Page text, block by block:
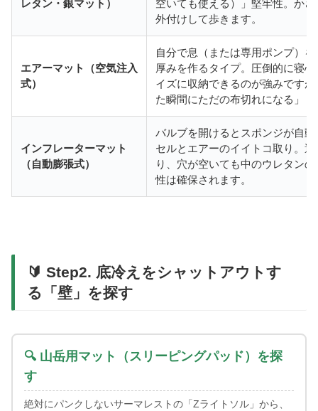
レタン・銀マット）
空いても使える）」堅牢性。か
外付けして歩きます。
エアーマット（空気注入
式）
自分で息（または専用ポンプ）
厚みを作るタイプ。圧倒的に寝
イズに収納できるのが強みです
た瞬間にただの布切れになる」
インフレーターマット
（自動膨張式）
バルブを開けるとスポンジが自
セルとエアーのイイトコ取り。
り、穴が空いても中のウレタン
性は確保されます。
🔰 Step2. 底冷えをシャットアウトす
る「壁」を探す
🔍 山岳用マット（スリーピングパッド）を探
す
絶対にパンクしないサーマレストの「Zライトソル」から、